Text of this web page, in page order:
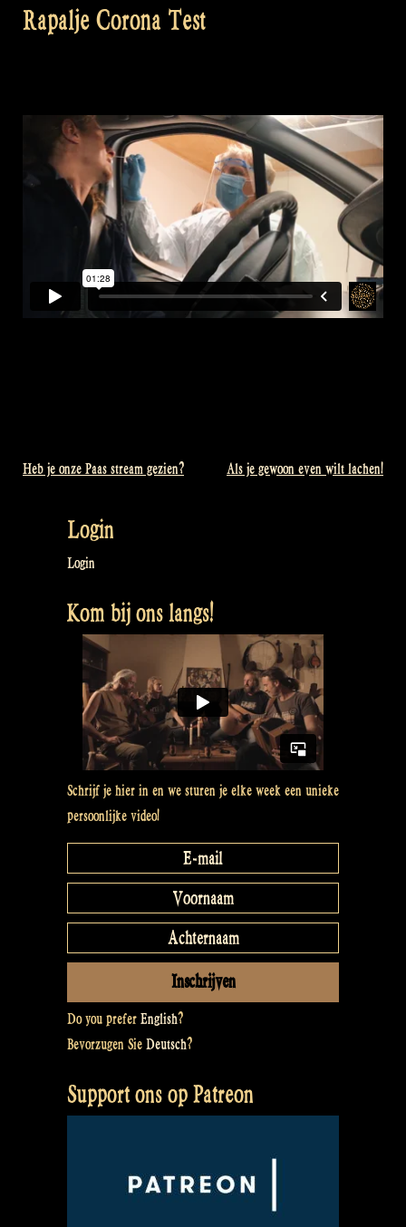
Rapalje Corona Test
Bericht
navigatie
Heb je onze Paas stream gezien? Als je gewoon even wilt lachen!
Login
Login
Kom bij ons langs!
Schrijf je hier in en we sturen je elke week een unieke
persoonlijke video!
Do you prefer English?
Bevorzugen Sie Deutsch?
Support ons op Patreon